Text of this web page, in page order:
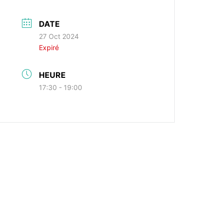
DATE
27 Oct 2024
Expiré
HEURE
17:30 - 19:00